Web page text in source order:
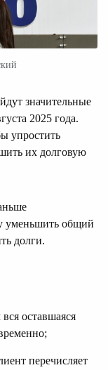
значительные
2025 года.
упростить
их долговую
уменьшить общий
долги.
оставшаяся
перечисляет